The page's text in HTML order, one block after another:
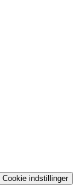
Cookie indstillinger